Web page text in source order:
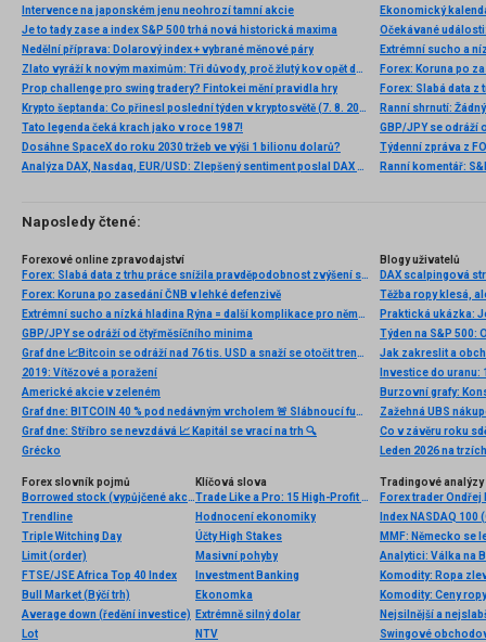
Intervence na japonském jenu neohrozí tamní akcie
Je to tady zase a index S&P 500 trhá nová historická maxima
Nedělní příprava: Dolarový index + vybrané měnové páry
Zlato vyráží k novým maximům: Tři důvody, proč žlutý kov opět dominuje
Prop challenge pro swing tradery? Fintokei mění pravidla hry
Krypto šeptanda: Co přinesl poslední týden v kryptosvětě (7. 8. 2026)
Tato legenda čeká krach jako v roce 1987!
Dosáhne SpaceX do roku 2030 tržeb ve výši 1 bilionu dolarů?
Analýza DAX, Nasdaq, EUR/USD: Zlepšený sentiment poslal DAX na nová maxima
Forex: Koruna po
GBP/JPY se odráží
Naposledy čtené:
Forexové online zpravodajství
Forex: Slabá data z trhu práce snížila pravděpodobnost zvýšení sazeb Fedu pod 50 %
Forex: Koruna po zasedání ČNB v lehké defenzivě
Extrémní sucho a nízká hladina Rýna = další komplikace pro německý průmysl
GBP/JPY se odráží od čtyřměsíčního minima
Graf dne 📈Bitcoin se odráží nad 76 tis. USD a snaží se otočit trend (21.04.2026)
2019: Vítězové a poražení
Americké akcie v zeleném
Graf dne: BITCOIN 40 % pod nedávným vrcholem 🚨 Slábnoucí fundamenty zvyšují riziko prodejní spirály 📉
Graf dne: Stříbro se nevzdává 📈 Kapitál se vrací na trh 🔍
Grécko
Blogy uživatelů
DAX scalpingová
Těžba ropy klesá,
Praktická ukázka:
Jak zakreslit a
Investice do uranu:
Burzovní grafy:
Zažehná UBS
Forex slovník pojmů
Borrowed stock (vypůjčené akcie)
Trendline
Triple Witching Day
Limit (order)
FTSE/JSE Africa Top 40 Index
Bull Market (Býčí trh)
Average down (ředění investice)
Lot
Klíčová slova
Trade Like a Pro: 15 High-Profit Trading Strategies
Hodnocení ekonomiky
Účty High Stakes
Masivní pohyby
Investment Banking
Ekonomka
Extrémně silný dolar
NTV
Tradingové analýzy
Forex trader
Index NASDAQ
Analytici: Válka na
Nejsilnější a
Swingové